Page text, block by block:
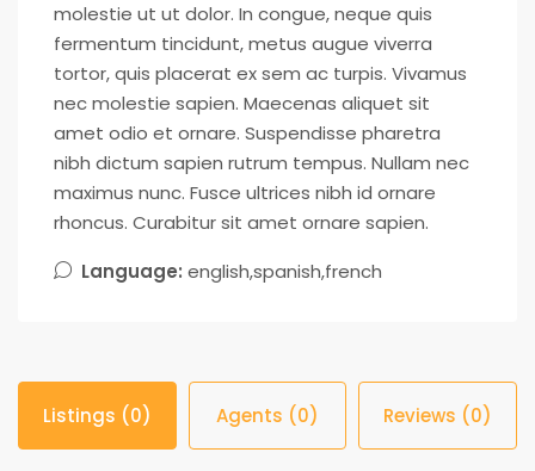
molestie ut ut dolor. In congue, neque quis
fermentum tincidunt, metus augue viverra
tortor, quis placerat ex sem ac turpis. Vivamus
nec molestie sapien. Maecenas aliquet sit
amet odio et ornare. Suspendisse pharetra
nibh dictum sapien rutrum tempus. Nullam nec
maximus nunc. Fusce ultrices nibh id ornare
rhoncus. Curabitur sit amet ornare sapien.
Language: english,spanish,french
Listings (0) Agents (0) Reviews (0)